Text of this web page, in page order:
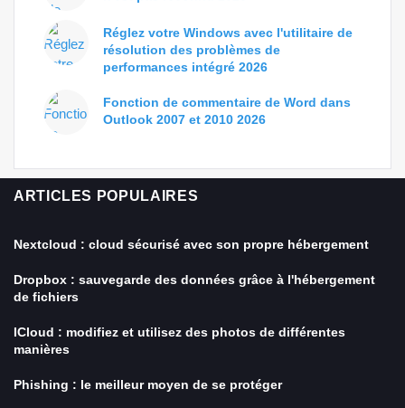
Réglez votre Windows avec l'utilitaire de
résolution des problèmes de
performances intégré 2026
Fonction de commentaire de Word dans
Outlook 2007 et 2010 2026
ARTICLES POPULAIRES
Nextcloud : cloud sécurisé avec son propre hébergement
Dropbox : sauvegarde des données grâce à l'hébergement
de fichiers
ICloud : modifiez et utilisez des photos de différentes
manières
Phishing : le meilleur moyen de se protéger